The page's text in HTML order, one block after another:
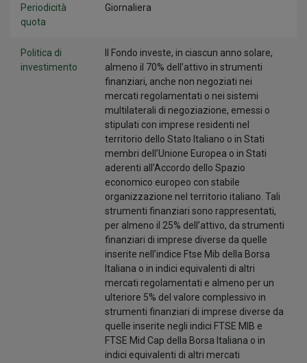
Periodicità
quota
Giornaliera
Politica di
investimento
Il Fondo investe, in ciascun anno solare,
almeno il 70% dell’attivo in strumenti
finanziari, anche non negoziati nei
mercati regolamentati o nei sistemi
multilaterali di negoziazione, emessi o
stipulati con imprese residenti nel
territorio dello Stato Italiano o in Stati
membri dell’Unione Europea o in Stati
aderenti all’Accordo dello Spazio
economico europeo con stabile
organizzazione nel territorio italiano. Tali
strumenti finanziari sono rappresentati,
per almeno il 25% dell’attivo, da strumenti
finanziari di imprese diverse da quelle
inserite nell’indice Ftse Mib della Borsa
Italiana o in indici equivalenti di altri
mercati regolamentati e almeno per un
ulteriore 5% del valore complessivo in
strumenti finanziari di imprese diverse da
quelle inserite negli indici FTSE MIB e
FTSE Mid Cap della Borsa Italiana o in
indici equivalenti di altri mercati